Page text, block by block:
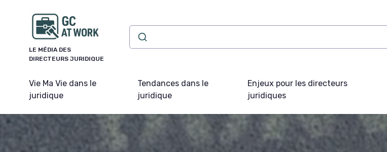
LE MÉDIA DES
DIRECTEURS JURIDIQUE
Vie Ma Vie dans le
juridique
Tendances dans le
juridique
Enjeux pour les directeurs
juridiques